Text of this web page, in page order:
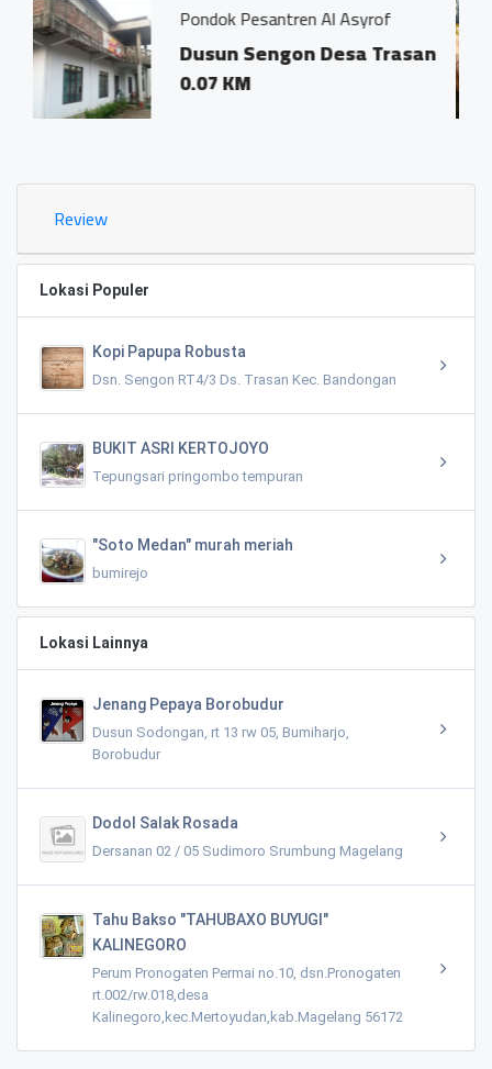
Pondok Pesantren Al Asyrof
Dusun Sengon Desa Trasan
0.07 KM
Dsn.
0.03
Review
Lokasi Populer
Kopi Papupa Robusta
Dsn. Sengon RT4/3 Ds. Trasan Kec. Bandongan
BUKIT ASRI KERTOJOYO
Tepungsari pringombo tempuran
"Soto Medan" murah meriah
bumirejo
Lokasi Lainnya
Jenang Pepaya Borobudur
Dusun Sodongan, rt 13 rw 05, Bumiharjo,
Borobudur
Dodol Salak Rosada
Dersanan 02 / 05 Sudimoro Srumbung Magelang
Tahu Bakso "TAHUBAXO BUYUGI"
KALINEGORO
Perum Pronogaten Permai no.10, dsn.Pronogaten
rt.002/rw.018,desa
Kalinegoro,kec.Mertoyudan,kab.Magelang 56172